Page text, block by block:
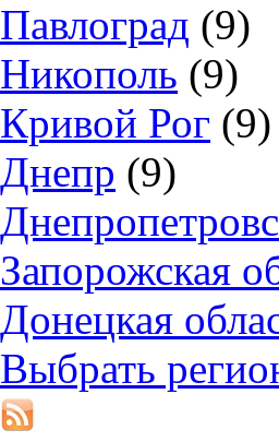
Павлоград (9)
Никополь (9)
Кривой Рог (9)
Днепр (9)
Запорожская
Донецкая
Выбрать